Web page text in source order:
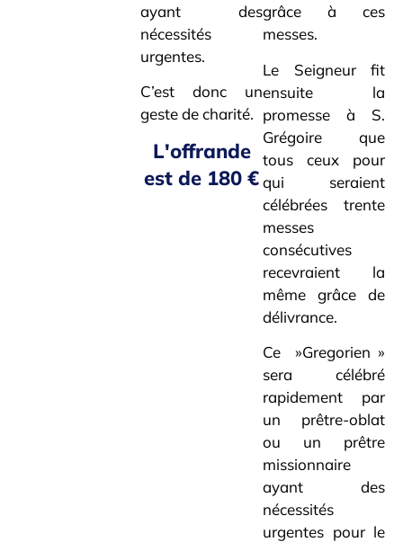
ayant des
nécessités
urgentes.
C’est donc un
geste de charité.
L'offrande
est de 180 €
grâce à ces
messes.
Le Seigneur fit
ensuite la
promesse à S.
Grégoire que
tous ceux pour
qui seraient
célébrées trente
messes
consécutives
recevraient la
même grâce de
délivrance.
Ce »Gregorien »
sera célébré
rapidement par
un prêtre-oblat
ou un prêtre
missionnaire
ayant des
nécessités
urgentes pour le